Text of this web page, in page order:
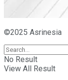
©2025 Asrinesia
No Result
View All Result